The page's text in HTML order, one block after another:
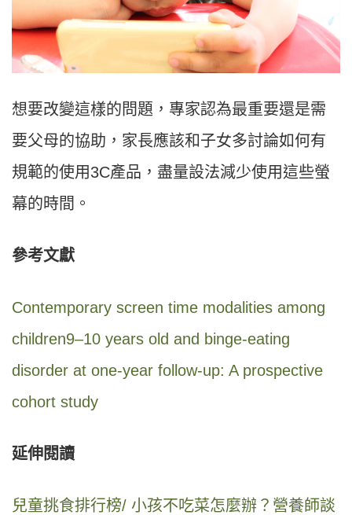
想要改變這樣的問題，專家認為最重要還是需
要父母的協助，家長應該和子女多討論如何有
規範的使用3C產品，盡量設法減少使用這些螢
幕的時間。
參考文獻
Contemporary screen time modalities among
children9–10 years old and binge-eating
disorder at one-year follow-up: A prospective
cohort study
延伸閱讀
兒童挑食排行榜/ 小孩不吃菜怎麼辦？營養師談